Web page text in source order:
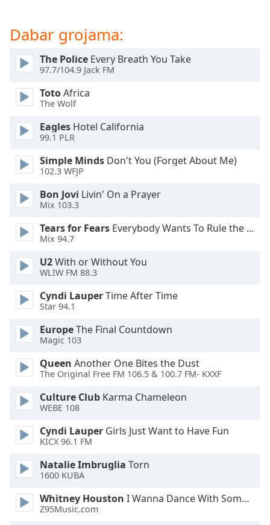
window.
Escape
cancel
close
window.
Color
Opacity
Color
Opacity
Caption
Area
Background
Color
Opacity
Font
Edge
Style
Dabar grojama:
The Police Every Breath You Take
97.7/104.9 Jack FM
TotoAfrica
The Wolf
Eagles Hotel California
99.1 PLR
Simple Minds Don't You (Forget About Me)
102.3 WFJP
Bon Jovi Livin' On a Prayer
Mix 103.3
Tears for Fears Everybody Wants To Rule the World
Mix 94.7
U2With or Without You
WLIW FM 88.3
Cyndi LauperTime After Time
Star 94.1
EuropeThe Final Countdown
Magic 103
Queen Another One Bites the Dust
The Original Free FM 106.5 & 100.7 FM- KXXF
Culture Club Karma Chameleon
WEBE 108
Cyndi Lauper Girls Just Want to Have Fun
KICX 96.1 FM
Natalie Imbruglia Torn
1600 KUBA
Whitney Houston I Wanna Dance With Somebody
Z95Music.com